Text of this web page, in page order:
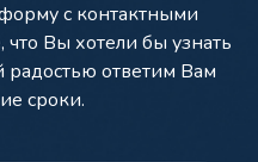
с контактными
что Вы хотели бы узнать
радостью ответим Вам
сроки.